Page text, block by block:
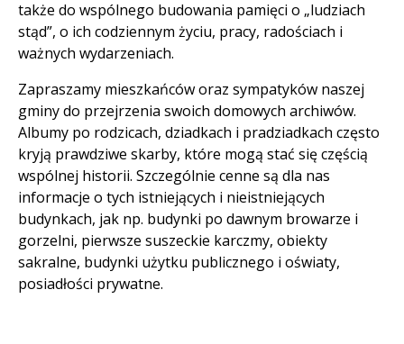
także do wspólnego budowania pamięci o „ludziach
stąd”, o ich codziennym życiu, pracy, radościach i
ważnych wydarzeniach.
Zapraszamy mieszkańców oraz sympatyków naszej
gminy do przejrzenia swoich domowych archiwów.
Albumy po rodzicach, dziadkach i pradziadkach często
kryją prawdziwe skarby, które mogą stać się częścią
wspólnej historii. Szczególnie cenne są dla nas
informacje o tych istniejących i nieistniejących
budynkach, jak np. budynki po dawnym browarze i
gorzelni, pierwsze suszeckie karczmy, obiekty
sakralne, budynki użytku publicznego i oświaty,
posiadłości prywatne.